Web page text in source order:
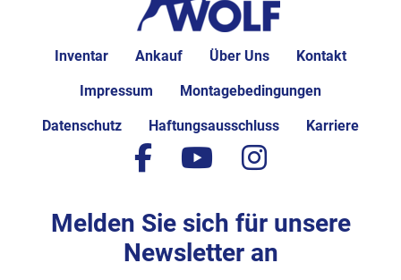
Inventar Ankauf Über Uns Kontakt
Impressum Montagebedingungen
Datenschutz Haftungsausschluss Karriere
facebook
youtubeinstagram
Melden Sie sich für unsere
Newsletter an